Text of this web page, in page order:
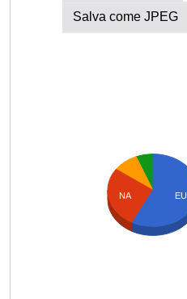
Salva come JPEG
NA EU